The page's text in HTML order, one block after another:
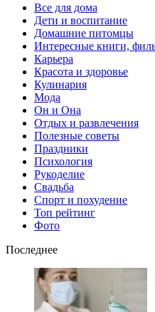
Все для дома
Дети и воспитание
Домашние питомцы
Интересные книги,
Карьера
Красота и здоровье
Кулинария
Мода
Он и Она
Отдых и развлечения
Полезные советы
Праздники
Психология
Рукоделие
Свадьба
Спорт и похудение
Топ рейтинг
Фото
Последнее